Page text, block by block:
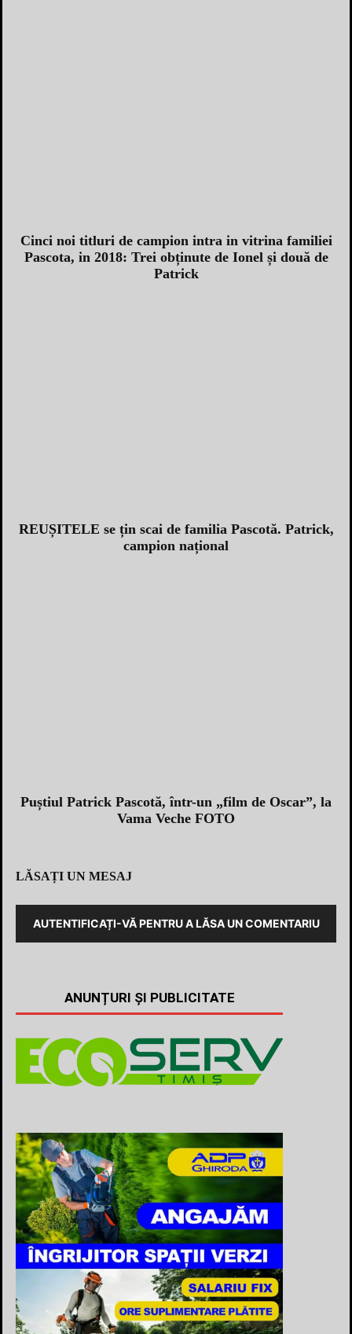
Cinci noi titluri de campion intra in vitrina familiei
Pascota, in 2018: Trei obținute de Ionel și două de
Patrick
REUȘITELE se țin scai de familia Pascotă. Patrick,
campion național
Puștiul Patrick Pascotă, într-un „film de Oscar”, la
Vama Veche FOTO
LĂSAȚI UN MESAJ
AUTENTIFICAȚI-VĂ PENTRU A LĂSA UN COMENTARIU
ANUNȚURI ȘI PUBLICITATE